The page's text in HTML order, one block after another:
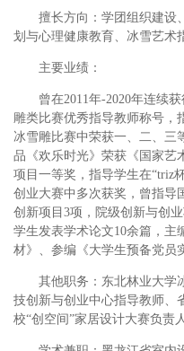
擅长方向：学团组织建设
划与心理健康教育、冰雪艺术
主要业绩：
曾在2011年-2020年连续
雕类比赛优秀指导教师称号，
冰雪雕比赛中荣获一、二、三
品《欢乐时光》荣获《国家艺
项目一等奖，指导学生在“triz
创业大赛中多次获奖，曾指导
创新项目3项，院级创新与创
学生发表学术论文10余篇，主
材》、参编《大学生预备党员
其他职务：东北林业大学
技创新与创业中心指导教师、
校“创空间”家居设计大赛负责